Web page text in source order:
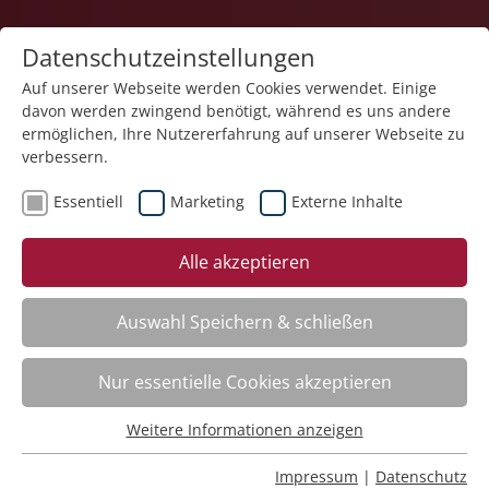
1
Veranstaltung "Erste Hilfe – Grundausbildung" (Nr.
22) wurde in den Warenkorb gelegt.
Fachbereich
ADHS. Aufmerksamkeitsdefizit-Hyperaktivitätsstörung
261101
Mo.16.11.2026, 9.00 Uhr
Datenschutzeinstellungen
Auf unserer Webseite werden Cookies verwendet. Einige
davon werden zwingend benötigt, während es uns andere
ermöglichen, Ihre Nutzererfahrung auf unserer Webseite zu
verbessern.
Essentiell Marketing Externe Inhalte
Alle akzeptieren
Auswahl Speichern & schließen
Nur essentielle Cookies akzeptieren
Essentielle Cookies werden für grundlegende Funktionen
Weitere Informationen anzeigen
Impressum | Datenschutz